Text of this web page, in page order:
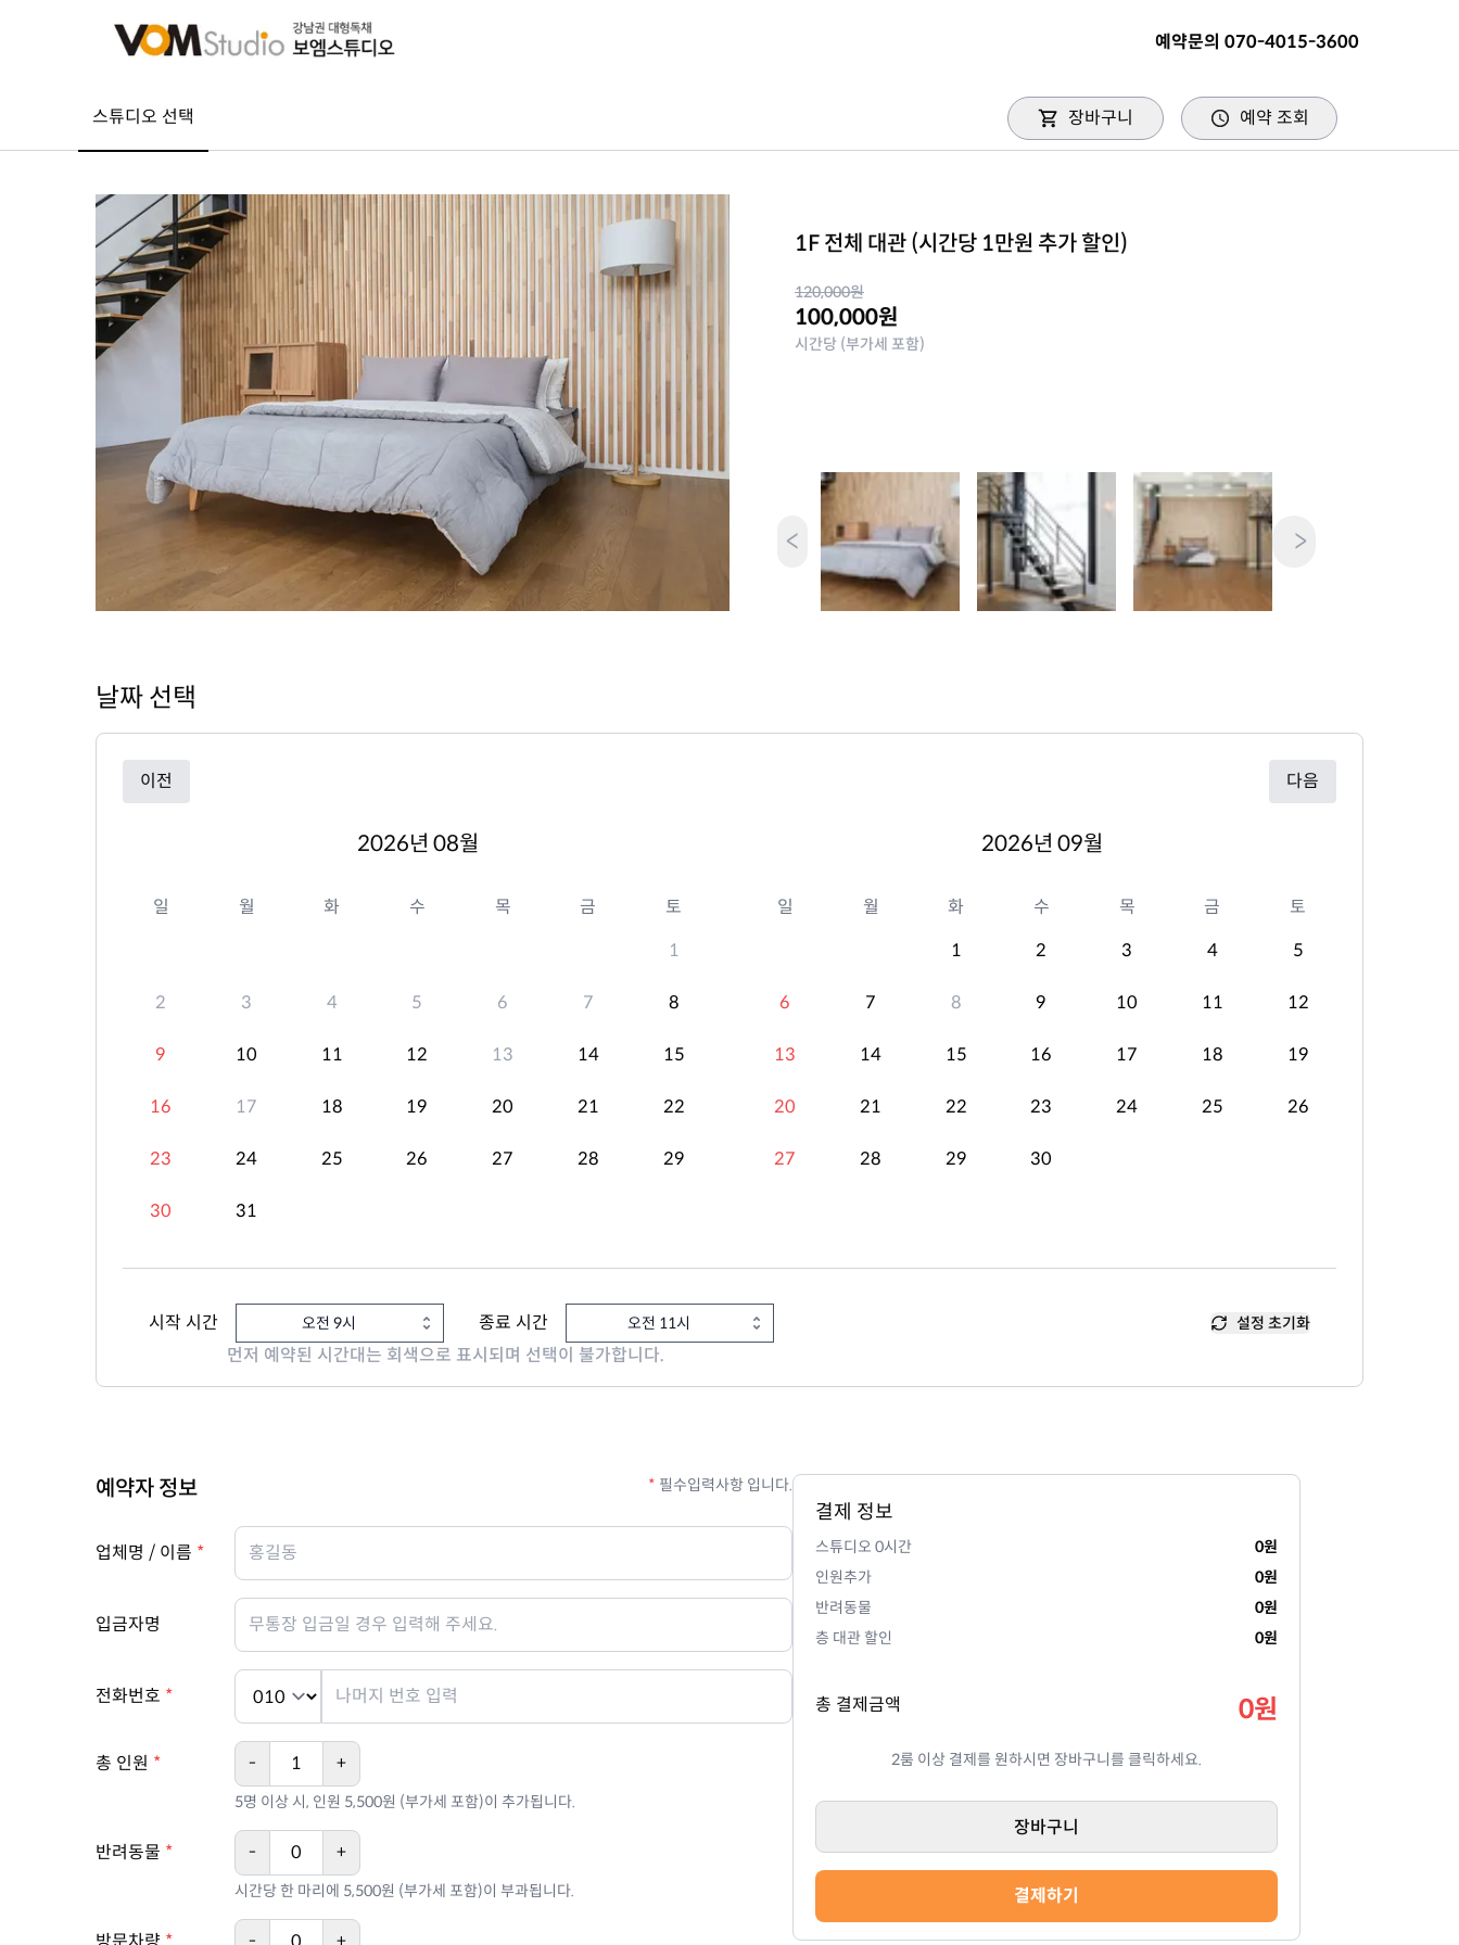
예약문의 070-4015-3600
스튜디오 선택 장바구니 예약 조회
1F 전체 대관 (시간당 1만원 추가 할인)
120,000원
100,000원
시간당 (부가세 포함)
< >
날짜 선택
이전 다음
2026년 08월
일 월 화 수 목 금
토
1
2 3 4 5 6 7 8
9 10 11 12 13 14 15
16 17 18 19 20 21 22
23 24 25 26 27 28 29
30 31
2026년 09월
일 월 화 수 목 금
토
1
2 3 4 5
6 7 8 9 10 11 12
13 14 15 16 17 18 19
20 21 22 23 24 25 26
27 28 29 30
시작 시간 오전 9시 종료 시간 오전 11시 설정 초기화
먼저 예약된 시간대는 회색으로 표시되며 선택이 불가합니다.
예약자 정보 * 필수입력사항 입니다.
업체명 / 이름 *
입금자명
전화번호 *
총 인원 * - +
5명 이상 시, 인원 5,500원 (부가세 포함)이 추가됩니다.
반려동물 * - +
시간당 한 마리에 5,500원 (부가세 포함)이 부과됩니다.
결제 정보
스튜디오0시간 0원
인원추가
0원
반려동물
0원
층 대관 할인
0원
총 결제금액 0원
2룸 이상 결제를 원하시면 장바구니를 클릭하세요.
장바구니
결제하기